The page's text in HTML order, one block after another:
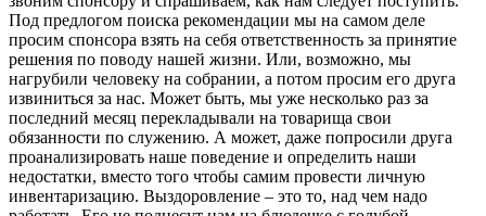
Под предлогом поиска рекомендации мы на самом деле
просим спонсора взять на себя ответственность за принятие
решения по поводу нашей жизни. Или, возможно, мы
нагрубили человеку на собрании, а потом просим его друга
извиниться за нас. Может быть, мы уже несколько раз за
последний месяц перекладывали на товарища свои
обязанности по служению. А может, даже попросили друга
проанализировать наше поведение и определить наши
недостатки, вместо того чтобы самим провести личную
инвентаризацию. Выздоровление – это то, над чем надо